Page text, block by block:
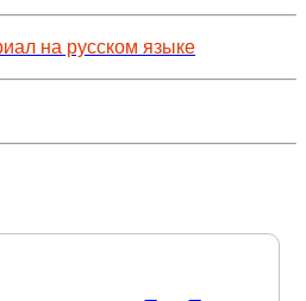
на русском языке